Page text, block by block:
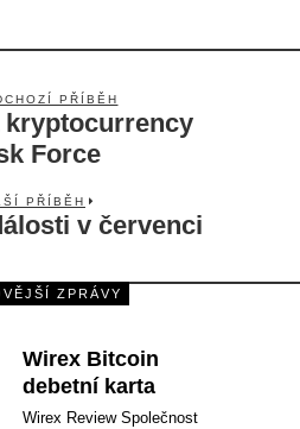
PŘÍBĚH
kryptocurrency
Force
PŘÍBĚH
v červenci
ZPRÁVY
Wirex Bitcoin
debetní karta
Wirex Review Společnost